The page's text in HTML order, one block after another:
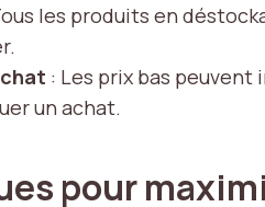
les produits en
: Les prix bas
un achat.
pour